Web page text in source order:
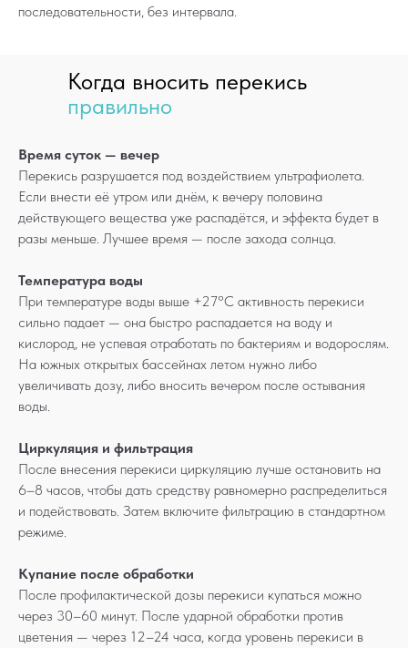
последовательности, без интервала.
Когда вносить перекись
правильно
Время суток — вечер
Перекись разрушается под воздействием ультрафиолета.
Если внести её утром или днём, к вечеру половина
действующего вещества уже распадётся, и эффекта будет в
разы меньше. Лучшее время — после захода солнца.
Температура воды
При температуре воды выше +27°C активность перекиси
сильно падает — она быстро распадается на воду и
кислород, не успевая отработать по бактериям и водорослям.
На южных открытых бассейнах летом нужно либо
увеличивать дозу, либо вносить вечером после остывания
воды.
Циркуляция и фильтрация
После внесения перекиси циркуляцию лучше остановить на
6–8 часов, чтобы дать средству равномерно распределиться
и подействовать. Затем включите фильтрацию в стандартном
режиме.
Купание после обработки
После профилактической дозы перекиси купаться можно
через 30–60 минут. После ударной обработки против
цветения — через 12–24 часа, когда уровень перекиси в